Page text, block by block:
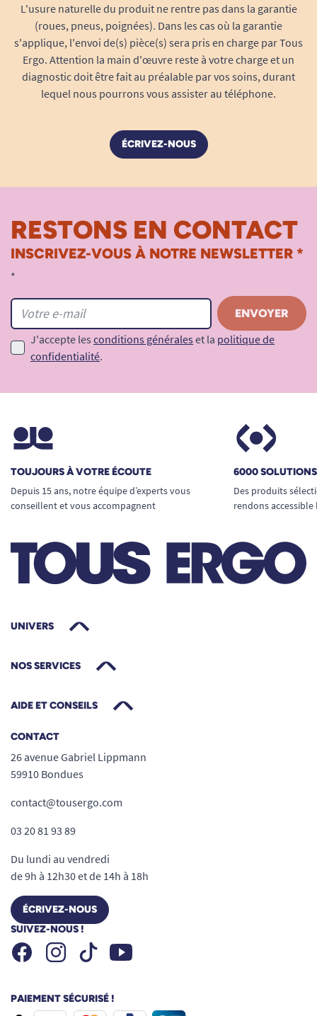
L'usure naturelle du produit ne rentre pas dans la garantie
(roues, pneus, poignées). Dans les cas où la garantie
s'applique, l'envoi de(s) pièce(s) sera pris en charge par Tous
Ergo. Attention la main d'œuvre reste à votre charge et un
diagnostic doit être fait au préalable par vos soins, durant
lequel nous pourrons vous assister au téléphone.
ÉCRIVEZ-NOUS
RESTONS EN CONTACT
INSCRIVEZ-VOUS À NOTRE NEWSLETTER *
*
J'accepte les conditions générales et la politique de
confidentialité.
TOUJOURS À VOTRE ÉCOUTE
Depuis 15 ans, notre équipe d’experts vous
conseillent et vous accompagnent
6000
Des produits
rendons
UNIVERS
NOS SERVICES
AIDE ET CONSEILS
CONTACT
26 avenue Gabriel Lippmann
59910 Bondues
contact@tousergo.com
03 20 81 93 89
Du lundi au vendredi
de 9h à 12h30 et de 14h à 18h
ÉCRIVEZ-NOUS
SUIVEZ-NOUS !
FacebookInstagramTiktok Youtube
PAIEMENT SÉCURISÉ !